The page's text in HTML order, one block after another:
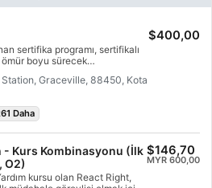
sertifika programı, sertifikalı
boyu sürecek
su altında uygulamalı derslerle
gerçekten rahat olmanız için
sahip olmanız sağlanır.
kazanacaksınız.
Graceville, 88450, Kota
Daha
$400,00
- Kurs Kombinasyonu (İlk
O2)
kursu olan React Right,
$146,70
MYR 600,00